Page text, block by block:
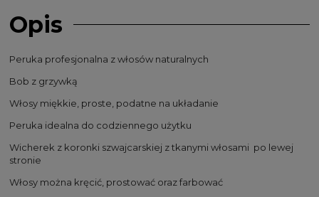
Opis
Peruka profesjonalna z włosów naturalnych
Bob z grzywką
Włosy miękkie, proste, podatne na układanie
Peruka idealna do codziennego użytku
Wicherek z koronki szwajcarskiej z tkanymi włosami po lewej
stronie
Włosy można kręcić, prostować oraz farbować